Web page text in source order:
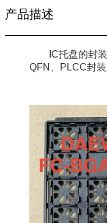
产品描述
C托盘的封
QFN、PLCC封